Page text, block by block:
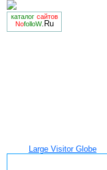
каталог сайтов
NofolloW.Ru
Large Visitor Globe